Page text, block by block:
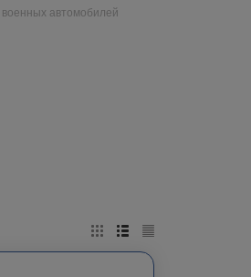
автомобилей